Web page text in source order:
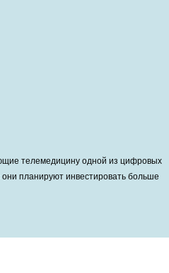
телемедицину одной из цифровых
планируют инвестировать больше